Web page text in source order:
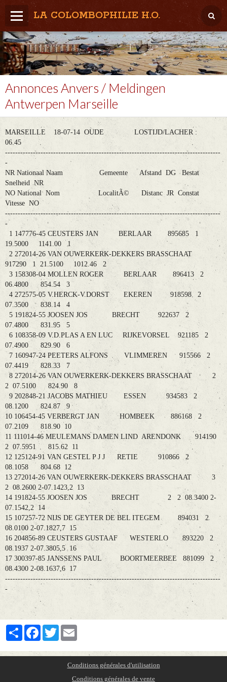
LA COLOMBOPHILIE H.O.
Home
Météo / Het weer
Lâcher / Los
Result. clubs, Provincial, (Inter)National
RFCB / KBDB
Annonces Anvers / Meldingen
Antwerpen Marseille
MARSEILLE 18-07-14 OUDE LOSTIJD/LACHER :
06.45
-------------------------------------------------------------------------------------
-
NR Nationaal Naam Gemeente Afstand DG Bestat
Snelheid NR
NO National Nom LocalitÃ© Distanc JR Constat
Vitesse NO
-------------------------------------------------------------------------------------
-
1 147776-45 CEUSTERS JAN BERLAAR 895685 1
19.5000 1141.00 1
2 272014-26 VAN OUWERKERK-DEKKERS BRASSCHAAT
917290 1 21.5100 1012.46 2
3 158308-04 MOLLEN ROGER BERLAAR 896413 2
06.4800 854.54 3
4 272575-05 V.HERCK-V.DORST EKEREN 918598 2
07.3500 838.14 4
5 191824-55 JOOSEN JOS BRECHT 922637 2
07.4800 831.95 5
6 108358-09 V.D.PLAS A EN LUC RIJKEVORSEL 921185 2
07.4900 829.90 6
7 160947-24 PEETERS ALFONS VLIMMEREN 915566 2
07.4419 828.33 7
8 272014-26 VAN OUWERKERK-DEKKERS BRASSCHAAT 2
2 07.5100 824.90 8
9 202848-21 JACOBS MATHIEU ESSEN 934583 2
08.1200 824.87 9
10 106454-45 VERBERGT JAN HOMBEEK 886168 2
07.2109 818.90 10
11 111014-46 MEULEMANS DAMEN LIND ARENDONK 914190
2 07.5951 815.62 11
12 125124-91 VAN GESTEL P J J RETIE 910866 2
08.1058 804.68 12
13 272014-26 VAN OUWERKERK-DEKKERS BRASSCHAAT 3
2 08.2600 2-07.1423,2 13
14 191824-55 JOOSEN JOS BRECHT 2 2 08.3400 2-
07.1542,2 14
15 107257-72 NIJS DE GEYTER DE BEL ITEGEM 894031 2
08.0100 2-07.1827,7 15
16 204856-89 CEUSTERS GUSTAAF WESTERLO 893220 2
08.1937 2-07.3805,5 16
17 300397-85 JANSSENS PAUL BOORTMEERBEE 881099 2
08.4300 2-08.1637,6 17
-------------------------------------------------------------------------------------
-
PartagerFacebookTwitter
Conditions générales d'utilisation
Conditions générales de vente